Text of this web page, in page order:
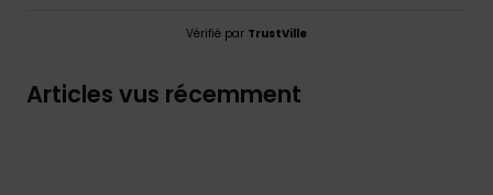
Vérifié par TrustVille
Articles vus récemment